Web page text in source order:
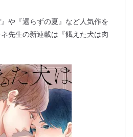
』や『還らずの夏』など人気作を
先生の新連載は『餓えた犬は肉